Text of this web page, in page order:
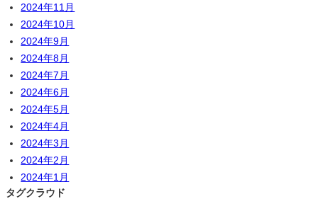
2024年11月
2024年10月
2024年9月
2024年8月
2024年7月
2024年6月
2024年5月
2024年4月
2024年3月
2024年2月
2024年1月
タグクラウド